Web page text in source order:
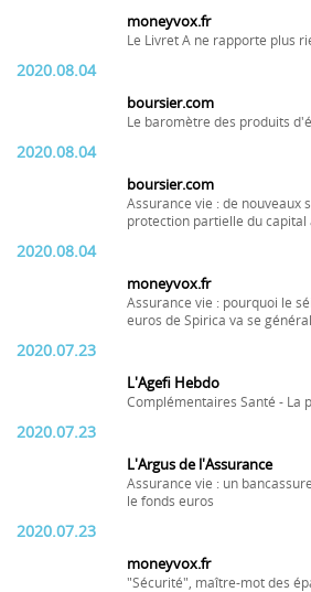
moneyvox.fr
Le Livret A ne rapporte plus
2020.08.04
boursier.com
Le baromètre des produits
2020.08.04
boursier.com
Assurance vie : de nouveaux
protection partielle du capital
2020.08.04
moneyvox.fr
Assurance vie : pourquoi le
euros de Spirica va se
2020.07.23
L'Agefi Hebdo
Complémentaires Santé - La
2020.07.23
L'Argus de l'Assurance
Assurance vie : un
le fonds euros
2020.07.23
moneyvox.fr
"Sécurité", maître-mot des